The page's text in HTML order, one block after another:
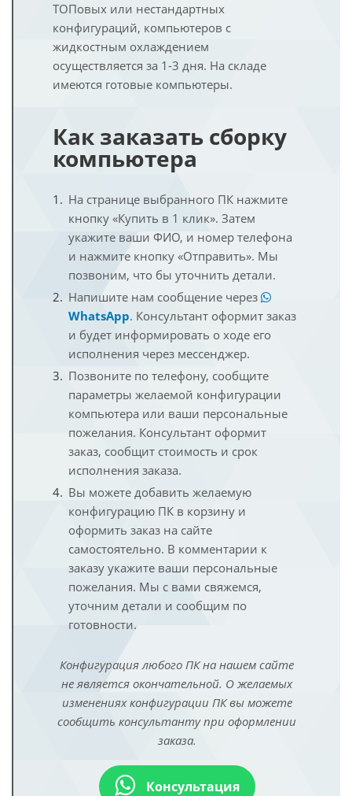
ТОПовых или нестандартных
конфигураций, компьютеров с
жидкостным охлаждением
осуществляется за 1-3 дня. На складе
имеются готовые компьютеры.
Как заказать сборку
компьютера
На странице выбранного ПК нажмите
кнопку «Купить в 1 клик». Затем
укажите ваши ФИО, и номер телефона
и нажмите кнопку «Отправить». Мы
позвоним, что бы уточнить детали.
Напишите нам сообщение через
WhatsApp. Консультант оформит заказ
и будет информировать о ходе его
исполнения через мессенджер.
Позвоните по телефону, сообщите
параметры желаемой конфигурации
компьютера или ваши персональные
пожелания. Консультант оформит
заказ, сообщит стоимость и срок
исполнения заказа.
Вы можете добавить желаемую
конфигурацию ПК в корзину и
оформить заказ на сайте
самостоятельно. В комментарии к
заказу укажите ваши персональные
пожелания. Мы с вами свяжемся,
уточним детали и сообщим по
готовности.
Конфигурация любого ПК на нашем сайте
не является окончательной. О желаемых
изменениях конфигурации ПК вы можете
сообщить консультанту при оформлении
заказа.
Консультация